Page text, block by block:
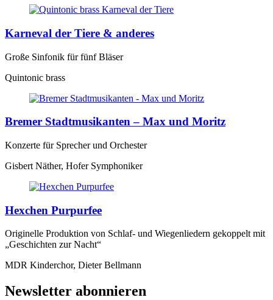
Karneval der Tiere & anderes
Große Sinfonik für fünf Bläser
Quintonic brass
Bremer Stadtmusikanten – Max und Moritz
Konzerte für Sprecher und Orchester
Gisbert Näther, Hofer Symphoniker
Hexchen Purpurfee
Originelle Produktion von Schlaf- und Wiegenliedern gekoppelt mit
„Geschichten zur Nacht“
MDR Kinderchor, Dieter Bellmann
Newsletter abonnieren